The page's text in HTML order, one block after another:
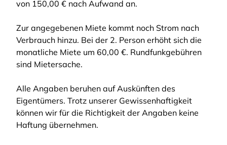
von 150,00 € nach Aufwand an.
Zur angegebenen Miete kommt noch Strom nach
Verbrauch hinzu. Bei der 2. Person erhöht sich die
monatliche Miete um 60,00 €. Rundfunkgebühren
sind Mietersache.
Alle Angaben beruhen auf Auskünften des
Eigentümers. Trotz unserer Gewissenhaftigkeit
können wir für die Richtigkeit der Angaben keine
Haftung übernehmen.